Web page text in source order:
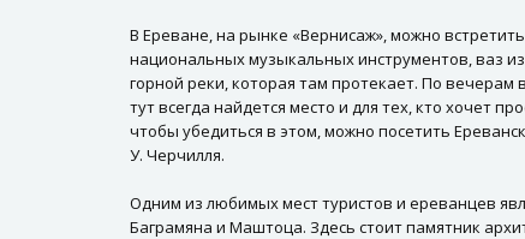
В Ереване, на рынке «Вернисаж», можно
национальных музыкальных инструментов, ваз
горной реки, которая там протекает. По
тут всегда найдется место и для тех, кто хочет
чтобы убедиться в этом, можно посетить
У. Черчилля.
Одним из любимых мест туристов и ереванцев
Баграмяна и Маштоца. Здесь стоит памятник